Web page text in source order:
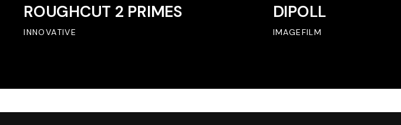
2
PRIMES
INNOVATIVE
ROUGHCUT 2 PRIMES
IMAGEFILM
DIPOLL